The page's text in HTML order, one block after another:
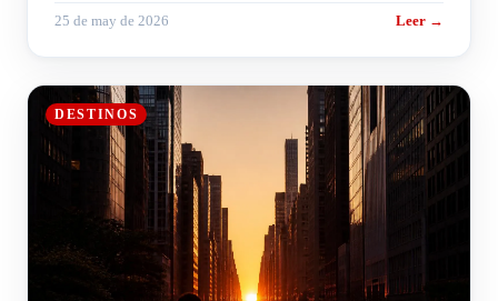
25 de may de 2026 Leer →
DESTINOS